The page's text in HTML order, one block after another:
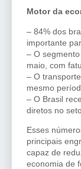
Motor da
– 84% dos
importante
– O
maio, com
– O
mesmo
– O Brasil
diretos no
Esses
principais
capaz de
economia de